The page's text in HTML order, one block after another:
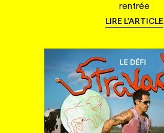
rentrée
LIRE L'ARTICLE